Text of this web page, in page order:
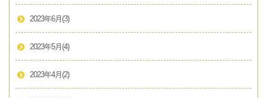
2023年6月 (3)
2023年5月 (4)
2023年4月 (2)